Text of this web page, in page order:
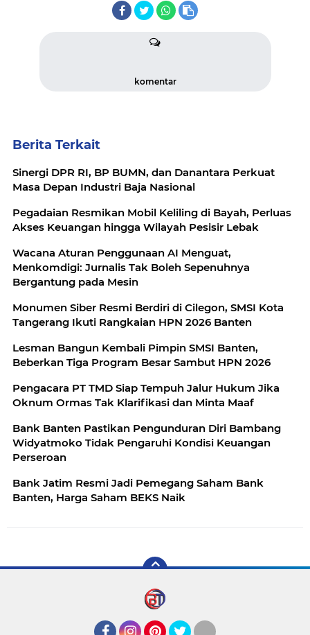
komentar
Berita Terkait
Sinergi DPR RI, BP BUMN, dan Danantara Perkuat
Masa Depan Industri Baja Nasional
Pegadaian Resmikan Mobil Keliling di Bayah, Perluas
Akses Keuangan hingga Wilayah Pesisir Lebak
Wacana Aturan Penggunaan AI Menguat,
Menkomdigi: Jurnalis Tak Boleh Sepenuhnya
Bergantung pada Mesin
Monumen Siber Resmi Berdiri di Cilegon, SMSI Kota
Tangerang Ikuti Rangkaian HPN 2026 Banten
Lesman Bangun Kembali Pimpin SMSI Banten,
Beberkan Tiga Program Besar Sambut HPN 2026
Pengacara PT TMD Siap Tempuh Jalur Hukum Jika
Oknum Ormas Tak Klarifikasi dan Minta Maaf
Bank Banten Pastikan Pengunduran Diri Bambang
Widyatmoko Tidak Pengaruhi Kondisi Keuangan
Perseroan
Bank Jatim Resmi Jadi Pemegang Saham Bank
Banten, Harga Saham BEKS Naik